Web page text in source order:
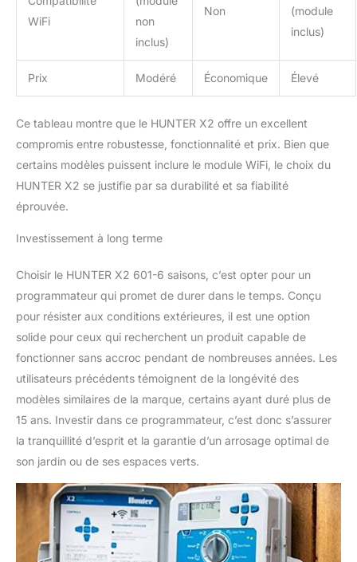
WiFi
non
inclus)
Non
(module
inclus)
Prix Modéré Économique Élevé
Ce tableau montre que le HUNTER X2 offre un excellent
compromis entre robustesse, fonctionnalité et prix. Bien que
certains modèles puissent inclure le module WiFi, le choix du
HUNTER X2 se justifie par sa durabilité et sa fiabilité
éprouvée.
Investissement à long terme
Choisir le HUNTER X2 601-6 saisons, c’est opter pour un
programmateur qui promet de durer dans le temps. Conçu
pour résister aux conditions extérieures, il est une option
solide pour ceux qui recherchent un produit capable de
fonctionner sans accroc pendant de nombreuses années. Les
utilisateurs précédents témoignent de la longévité des
modèles similaires de la marque, certains ayant duré plus de
15 ans. Investir dans ce programmateur, c’est donc s’assurer
la tranquillité d’esprit et la garantie d’un arrosage optimal de
son jardin ou de ses espaces verts.